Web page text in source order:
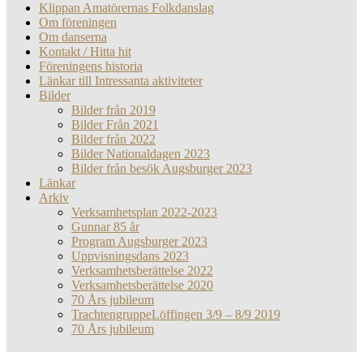
Klippan Amatörernas Folkdanslag
Om föreningen
Om danserna
Kontakt / Hitta hit
Föreningens historia
Länkar till Intressanta aktiviteter
Bilder
Bilder från 2019
Bilder Från 2021
Bilder från 2022
Bilder Nationaldagen 2023
Bilder från besök Augsburger 2023
Länkar
Arkiv
Verksamhetsplan 2022-2023
Gunnar 85 år
Program Augsburger 2023
Uppvisningsdans 2023
Verksamhetsberättelse 2022
Verksamhetsberättelse 2020
70 Års jubileum
TrachtengruppeLöffingen 3/9 – 8/9 2019
70 Års jubileum